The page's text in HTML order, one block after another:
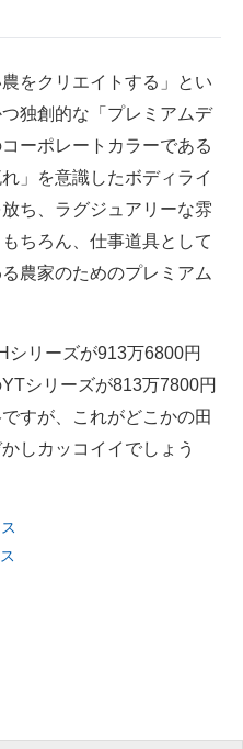
をクリエイトする」とい
独創的な「プレミアムデ
ーポレートカラーである
」を意識したボディライ
ち、ラグジュアリーな雰
ちろん、仕事道具として
農家のためのプレミアム
リーズが913万6800円
シリーズが813万7800円
すが、これがどこかの田
しカッコイイでしょう